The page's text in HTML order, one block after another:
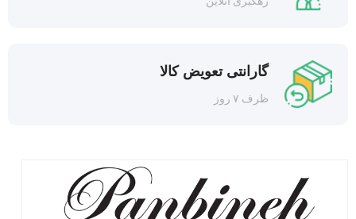
گارانتی تعویض کالا
ظرف ۷ روز